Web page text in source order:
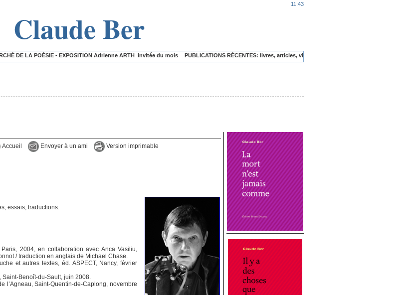
11:43
Claude Ber
- EXPOSITION Adrienne ARTH invitée du mois PUBLICATIONS RÉCENTES: livres, articles, vidéos
Accueil Envoyer à un ami Version imprimable
essais, traductions.
2004, en collaboration avec Anca Vasiliu,
/ traduction en anglais de Michael Chase.
et autres textes, éd. ASPECT, Nancy, février
Saint-Benoît-du-Sault, juin 2008.
l’Agneau, Saint-Quentin-de-Caplong, novembre